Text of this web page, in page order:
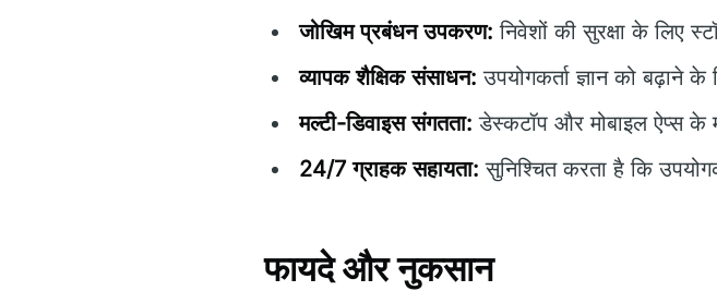
जोखिम प्रबंधन उपकरण: निवेशों की सुरक्षा के लिए
व्यापक शैक्षिक संसाधन: उपयोगकर्ता ज्ञान को बढ़ाने
मल्टी-डिवाइस संगतता: डेस्कटॉप और मोबाइल ऐप्स के
24/7 ग्राहक सहायता: सुनिश्चित करता है कि
फायदे और नुकसान